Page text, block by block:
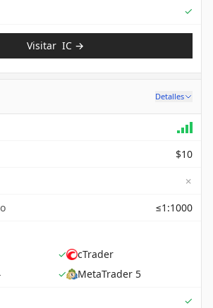
✓
Visitar IC→
Detalles
$10
✗
≤1:1000
✓
cTrader
✓
MetaTrader 5
✓